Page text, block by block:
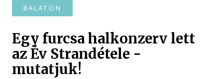
BALATON
Egy furcsa halkonzerv lett
az Év Strandétele -
mutatjuk!